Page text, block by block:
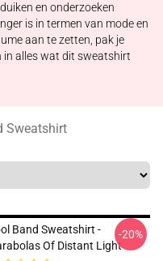
en onderzoeken
is in termen van mode en
aan te zetten, pak je
in alles wat dit sweatshirt
Sweatshirt
Band Sweatshirt -
Of Distant Light
-20%